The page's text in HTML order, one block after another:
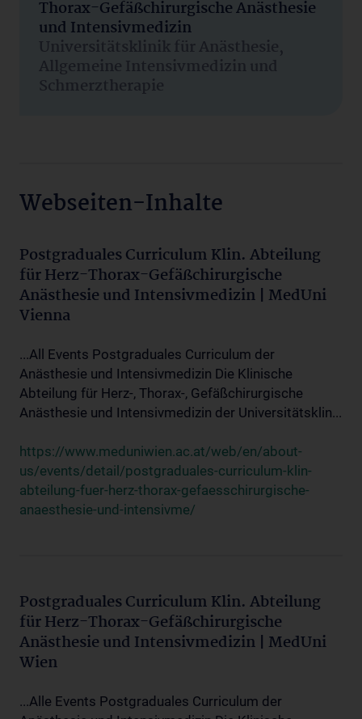
Thorax-Gefäßchirurgische Anästhesie
und Intensivmedizin
Universitätsklinik für Anästhesie,
Allgemeine Intensivmedizin und
Schmerztherapie
Webseiten-Inhalte
Postgraduales Curriculum Klin. Abteilung
für Herz-Thorax-Gefäßchirurgische
Anästhesie und Intensivmedizin | MedUni
Vienna
...All Events Postgraduales Curriculum der
Anästhesie und Intensivmedizin Die Klinische
Abteilung für Herz-, Thorax-, Gefäßchirurgische
Anästhesie und Intensivmedizin der Universitätsklin...
https://www.meduniwien.ac.at/web/en/about-
us/events/detail/postgraduales-curriculum-klin-
abteilung-fuer-herz-thorax-gefaesschirurgische-
anaesthesie-und-intensivme/
Postgraduales Curriculum Klin. Abteilung
für Herz-Thorax-Gefäßchirurgische
Anästhesie und Intensivmedizin | MedUni
Wien
...Alle Events Postgraduales Curriculum der